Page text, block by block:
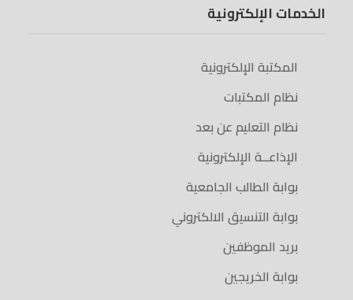
الخدمات الإلكترونية
المكتبة الإلكترونية
نظام المكتبات
نظام التعليم عن بعد
الإذاعــة الإلكترونية
بوابة الطالب الجامعية
بوابة التنسيق الالكتروني
بريد الموظفين
بوابة الخريجين